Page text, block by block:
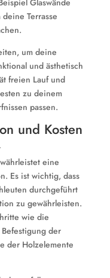
Glaswände
Terrasse
um deine
und ästhetisch
freien Lauf und
zu deinem
passen.
und Kosten
eine
Es ist wichtig, dass
durchgeführt
zu gewährleisten.
wie die
der
der Holzelemente